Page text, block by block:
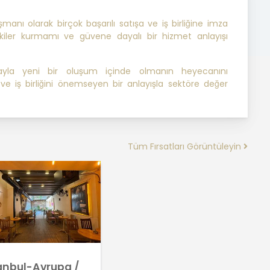
olarak birçok başarılı satışa ve iş birliğine imza
kurmamı ve güvene dayalı bir hizmet anlayışı
yeni bir oluşum içinde olmanın heyecanını
iş birliğini önemseyen bir anlayışla sektöre değer
Tüm Fırsatları Görüntüleyin
Avrupa /